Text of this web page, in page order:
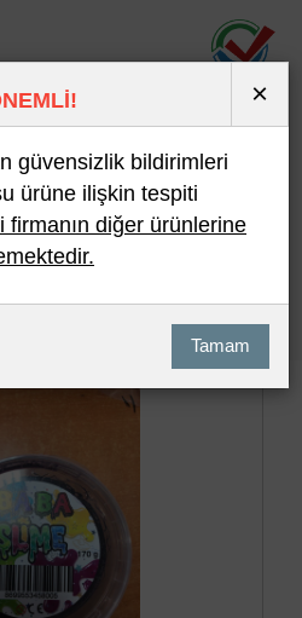
En Çok İncelenen
×
güvensizlik bildirimleri
ürüne ilişkin tespiti
firmanın diğer ürünlerine
Tamam